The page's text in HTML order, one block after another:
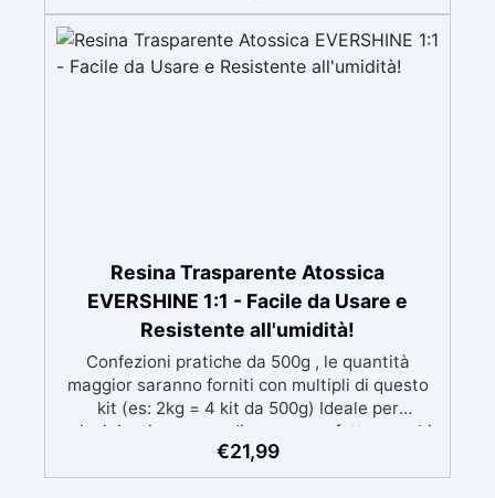
in 12-24h garantendo una superficie lucida e
brillante
Resina Trasparente Atossica
EVERSHINE 1:1 - Facile da Usare e
Resistente all'umidità!
Confezioni pratiche da 500g , le quantità
maggior saranno forniti con multipli di questo
kit (es: 2kg = 4 kit da 500g) Ideale per
principianti: a prova di errore, perfetta per chi
inizia. Sempre lucida: garantisce una finitura
brillante e uniforme in ogni condizione.
€21,99